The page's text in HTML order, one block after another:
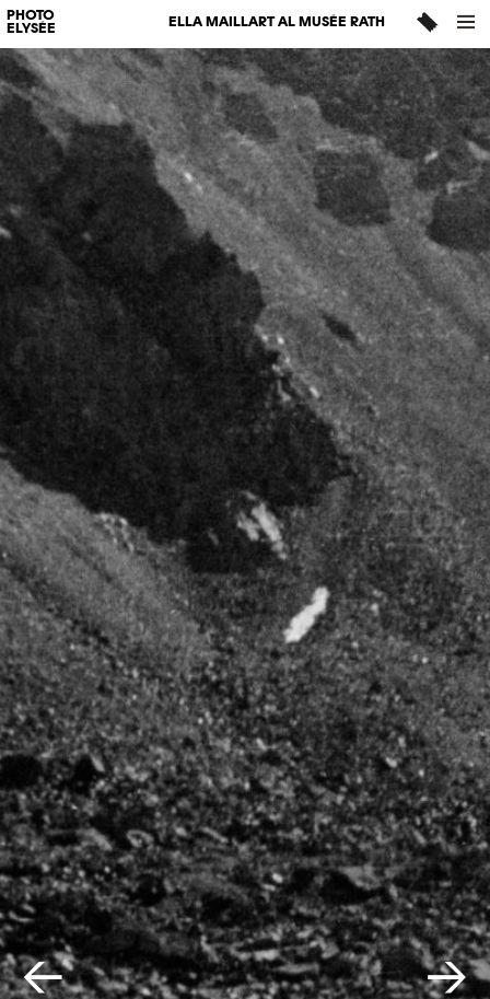
PHOTO
ELYSÉE
ELLA MAILLART AL MUSÉE RATH